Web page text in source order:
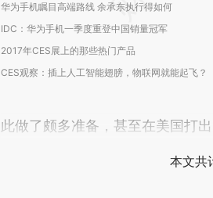
华为手机瞩目高端路线 余承东执行得如何
IDC：华为手机一季度重登中国销量冠军
2017年CES展上的那些热门产品
CES观察：插上人工智能翅膀，物联网就能起飞？
此做了颇多准备，甚至在美国打出
本文共